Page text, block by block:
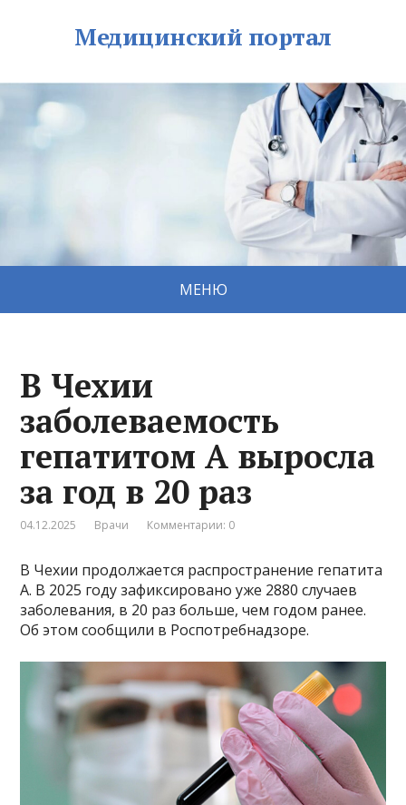
Медицинский портал
МЕНЮ
В Чехии
заболеваемость
гепатитом А выросла
за год в 20 раз
04.12.2025 Врачи Комментарии: 0
В Чехии продолжается распространение гепатита
А. В 2025 году зафиксировано уже 2880 случаев
заболевания, в 20 раз больше, чем годом ранее.
Об этом сообщили в Роспотребнадзоре.